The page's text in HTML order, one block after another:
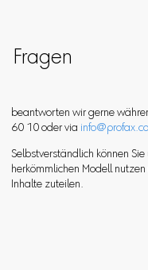
Fragen
beantworten wir gerne
60 10 oder via
Selbstverständlich können
herkömmlichen Modell
Inhalte zuteilen.